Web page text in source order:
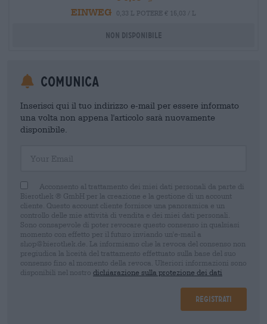
EINWEG
0,33 L POTERE € 15,03 / L
Non disponibile
Comunica
Inserisci qui il tuo indirizzo e-mail per essere informato
una volta non appena l'articolo sarà nuovamente
disponibile.
Acconsento al trattamento dei miei dati personali da parte di
Bierothek ® GmbH per la creazione e la gestione di un account
cliente. Questo account cliente fornisce una panoramica e un
controllo delle mie attività di vendita e dei miei dati personali.
Sono consapevole di poter revocare questo consenso in qualsiasi
momento con effetto per il futuro inviando un'e-mail a
shop@bierothek.de. La informiamo che la revoca del consenso non
pregiudica la liceità del trattamento effettuato sulla base del suo
consenso fino al momento della revoca. Ulteriori informazioni sono
disponibili nel nostro dichiarazione sulla protezione dei dati
Registrati